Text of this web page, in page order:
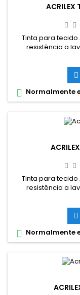
ACRILEX
Tinta para
resistência a
cobertura e sua
são miscíveis
aplicada com
algodão sem

 Normalmente
Tinta para
resistência a
cobertura e sua
são miscíveis
aplicada com
algodão sem

 Normalmente